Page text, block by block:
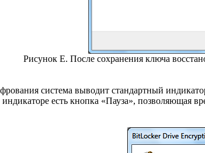
Рисунок E. После сохранения ключа
система выводит стандартный
есть кнопка «Пауза», позволяющая